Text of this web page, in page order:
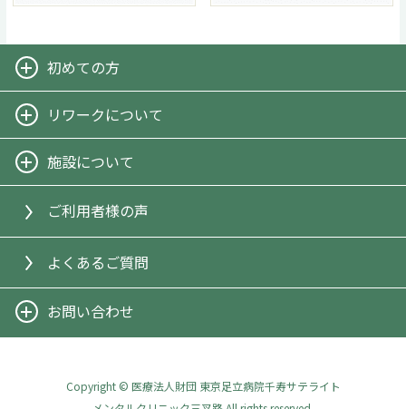
初めての方
-リワークとは
リワークについて
-リワークプログラム
-ご利用方法
施設について
-施設案内
-施設見学のご案内
ご利用者様の声
よくあるご質問
お問い合わせ
-公的支援・お役立ちサイト
Copyright © 医療法人財団 東京足立病院千寿サテライト